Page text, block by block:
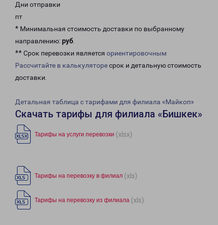
Дни отправки
пт
* Минимальная стоимость доставки по выбранному
направлению: руб.
** Срок перевозки является ориентировочным
Рассчитайте в калькуляторесрок и детальную стоимость
доставки.
Детальная таблица с тарифами для филиала «Майкоп»
Скачать тарифы для филиала «Бишкек»
Тарифы на услуги перевозки (xlsx)
Тарифы на перевозку в филиал (xls)
Тарифы на перевозку из филиала (xls)